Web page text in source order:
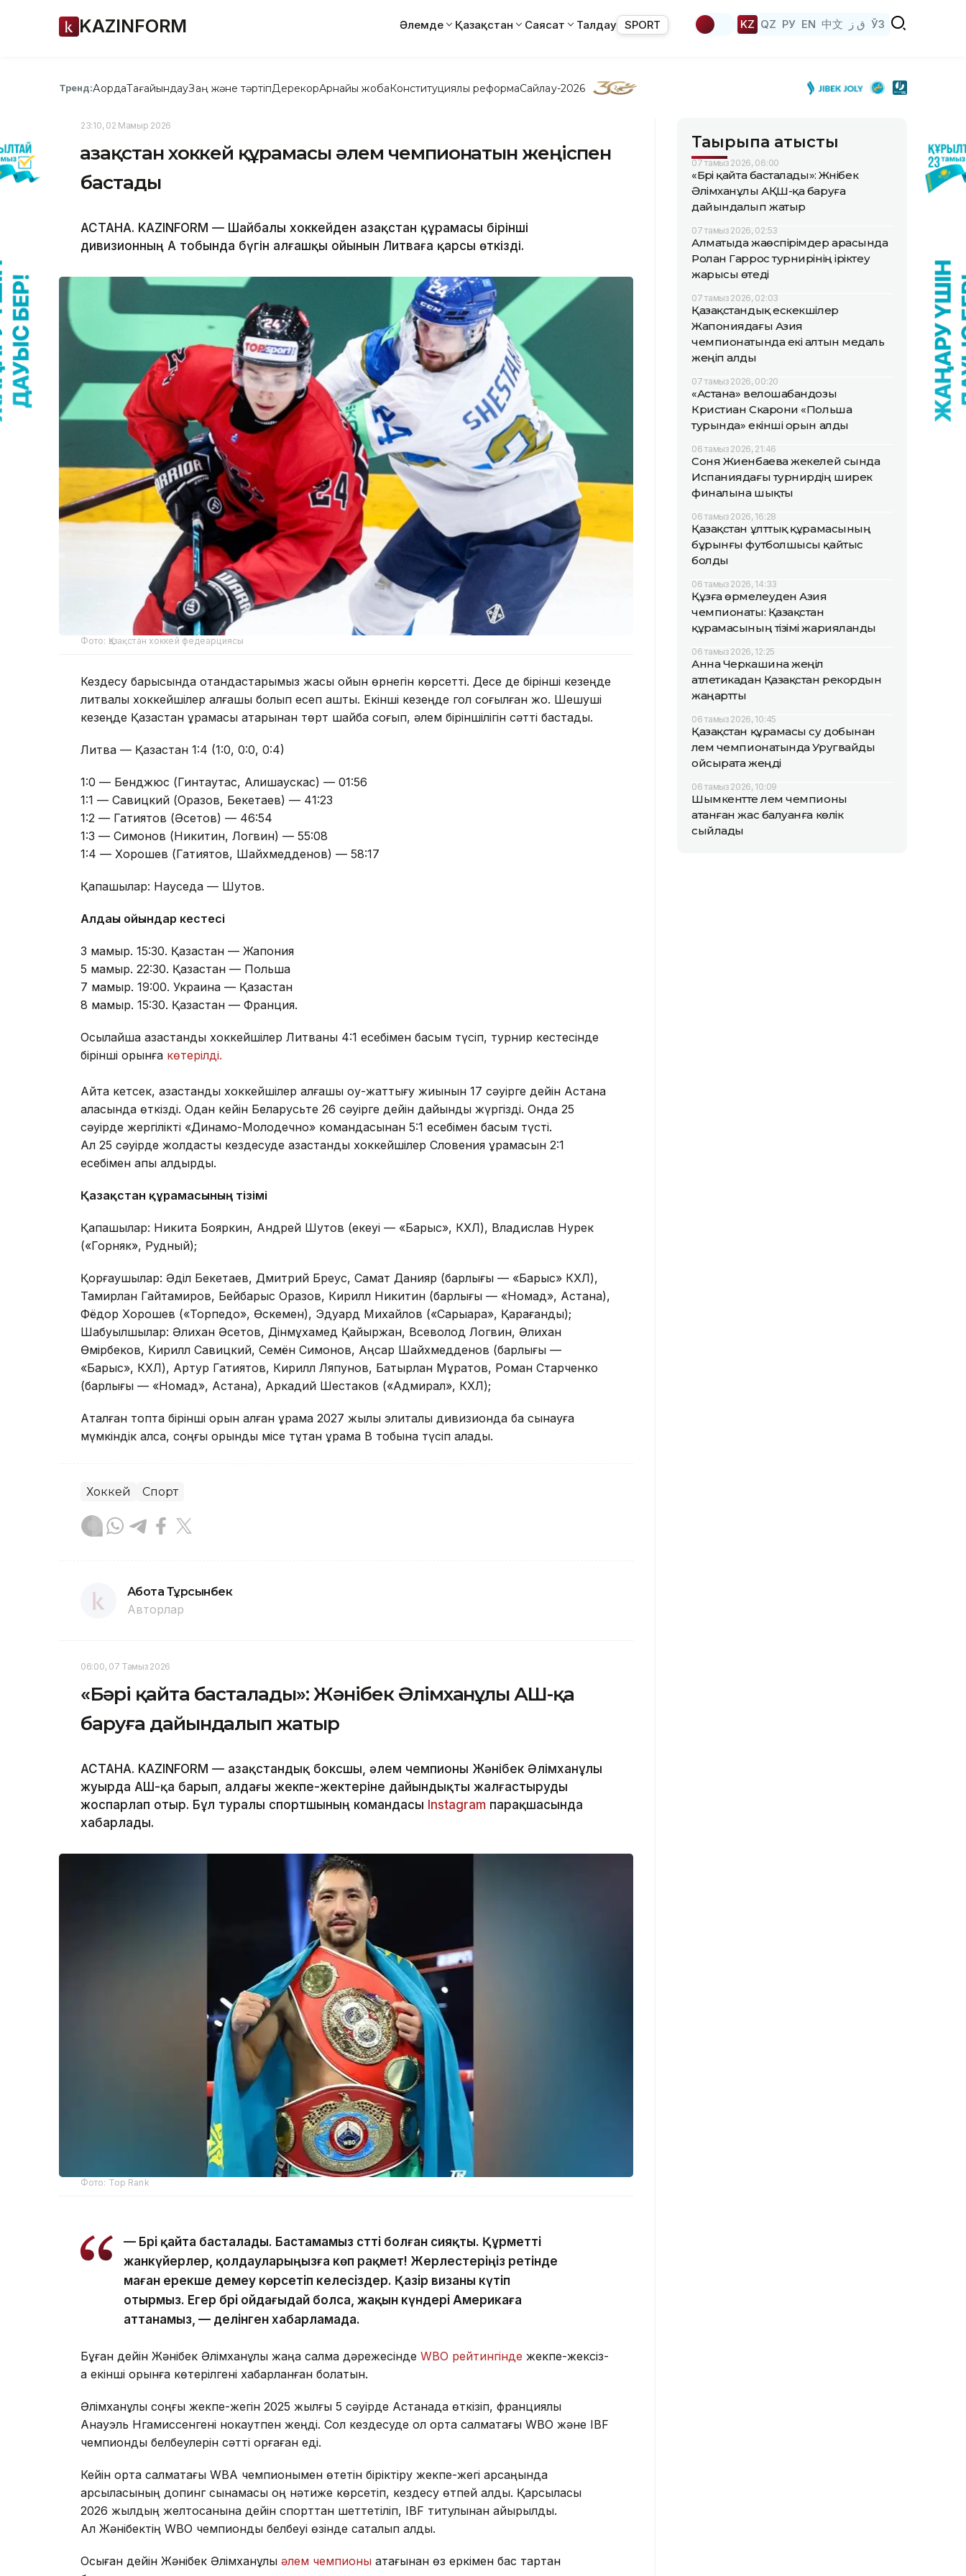
KAZINFORM Әлемде Қазақстан Саясат Талдау SPORT KZ QZ РУ EN 中文 ق ز ЎЗ
Тренд:АқордаТағайындауЗаң және тәртіпДерекқорАрнайы жобаКонституциялық реформаСайлау-2026
23:10, 02 Мамыр 2026
Қазақстан хоккей құрамасы әлем чемпионатын жеңіспен
бастады
АСТАНА. KAZINFORM — Шайбалы хоккейден Қазақстан құрамасы бірінші
дивизионның А тобында бүгін алғашқы ойынын Литваға қарсы өткізді.
Фото: Қазақстан хоккей федеарциясы
Кездесу барысында отандастарымыз жақсы ойын өрнегін көрсетті. Десе де бірінші кезеңде
литвалық хоккейшілер алғашқы болып есеп ашты. Екінші кезеңде гол соғылған жоқ. Шешуші
кезеңде Қазақстан құрамасы қатарынан төрт шайба соғып, әлем біріншілігін сәтті бастады.
Литва — Қазақстан 1:4 (1:0, 0:0, 0:4)
1:0 — Бенджюс (Гинтаутас, Алишаускас) — 01:56
1:1 — Савицкий (Оразов, Бекетаев) — 41:23
1:2 — Гатиятов (Әсетов) — 46:54
1:3 — Симонов (Никитин, Логвин) — 55:08
1:4 — Хорошев (Гатиятов, Шайхмедденов) — 58:17
Қақпашылар: Науседа — Шутов.
Алдағы ойындар кестесі
3 мамыр. 15:30. Қазақстан — Жапония
5 мамыр. 22:30. Қазақстан — Польша
7 мамыр. 19:00. Украина — Қазақстан
8 мамыр. 15:30. Қазақстан — Франция.
Осылайша қазақстандық хоккейшілер Литваны 4:1 есебімен басым түсіп, турнир кестесінде
бірінші орынға көтерілді.
Айта кетсек, қазақстандық хоккейшілер алғашқы оқу-жаттығу жиынын 17 сәуірге дейін Астана
қаласында өткізді. Одан кейін Беларусьте 26 сәуірге дейін дайындық жүргізді. Онда 25
сәуірде жергілікті «Динамо-Молодечно» командасынан 5:1 есебімен басым түсті.
Ал 25 сәуірде жолдастық кездесуде қазақстандық хоккейшілер Словения құрамасын 2:1
есебімен қапы қалдырды.
Қазақстан құрамасының тізімі
Қақпашылар: Никита Бояркин, Андрей Шутов (екеуі — «Барыс», КХЛ), Владислав Нурек
(«Горняк», Рудный);
Қорғаушылар: Әділ Бекетаев, Дмитрий Бреус, Самат Данияр (барлығы — «Барыс» КХЛ),
Тамирлан Гайтамиров, Бейбарыс Оразов, Кирилл Никитин (барлығы — «Номад», Астана),
Фёдор Хорошев («Торпедо», Өскемен), Эдуард Михайлов («Сарыарқа», Қарағанды);
Шабуылшылар: Әлихан Әсетов, Дінмұхамед Қайыржан, Всеволод Логвин, Әлихан
Өмірбеков, Кирилл Савицкий, Семён Симонов, Аңсар Шайхмедденов (барлығы —
«Барыс», КХЛ), Артур Гатиятов, Кирилл Ляпунов, Батырлан Мұратов, Роман Старченко
(барлығы — «Номад», Астана), Аркадий Шестаков («Адмирал», КХЛ);
Аталған топта бірінші орын алған құрама 2027 жылы элиталық дивизионда бақ сынауға
мүмкіндік алса, соңғы орынды місе тұтқан құрама В тобына түсіп қалады.
Хоккей Спорт
Ақбота Тұрсынбек
Авторлар
06:00, 07 Тамыз 2026
«Бәрі қайта басталады»: Жәнібек Әлімханұлы АҚШ-қа
баруға дайындалып жатыр
АСТАНА. KAZINFORM — Қазақстандық боксшы, әлем чемпионы Жәнібек Әлімханұлы
жуырда АҚШ-қа барып, алдағы жекпе-жектеріне дайындықты жалғастыруды
жоспарлап отыр. Бұл туралы спортшының командасы Instagram парақшасында
хабарлады.
Фото: Top Rank
— Бәрі қайта басталады. Бастамамыз сәтті болған сияқты. Құрметті
жанкүйерлер, қолдауларыңызға көп рақмет! Жерлестеріңіз ретінде
маған ерекше демеу көрсетіп келесіздер. Қазір визаны күтіп
отырмыз. Егер бәрі ойдағыдай болса, жақын күндері Америкаға
аттанамыз, — делінген хабарламада.
Бұған дейін Жәнібек Әлімханұлы жаңа салмақ дәрежесінде WBO рейтингінде жекпе-жексіз-
ақ екінші орынға көтерілгені хабарланған болатын.
Әлімханұлы соңғы жекпе-жегін 2025 жылғы 5 сәуірде Астанада өткізіп, франциялық
Анауэль Нгамиссенгені нокаутпен жеңді. Сол кездесуде ол орта салмақтағы WBO және IBF
чемпиондық белбеулерін сәтті қорғаған еді.
Кейін орта салмақтағы WBA чемпионымен өтетін біріктіру жекпе-жегі қарсаңында
қарсыласының допинг сынамасы оң нәтиже көрсетіп, кездесу өтпей қалды. Қарсыласы
2026 жылдың желтоқсанына дейін спорттан шеттетіліп, IBF титулынан айырылды.
Ал Жәнібектің WBO чемпиондық белбеуі өзінде сақталып қалды.
Осыған дейін Жәнібек Әлімханұлы әлем чемпионы атағынан өз еркімен бас тартқан
Тақырыпқа қатысты
07 тамыз 2026, 06:00
«Бәрі қайта басталады»: Жәнібек
Әлімханұлы АҚШ-қа баруға
дайындалып жатыр
07 тамыз 2026, 02:53
Алматыда жаөспірімдер арасында
Ролан Гаррос турнирінің іріктеу
жарысы өтеді
07 тамыз 2026, 02:03
Қазақстандық ескекшілер
Жапониядағы Азия
чемпионатында екі алтын медаль
жеңіп алды
07 тамыз 2026, 00:20
«Астана» велошабандозы
Кристиан Скарони «Польша
турында» екінші орын алды
06 тамыз 2026, 21:46
Соня Жиенбаева жекелей сында
Испаниядағы турнирдің ширек
финалына шықты
06 тамыз 2026, 16:28
Қазақстан ұлттық құрамасының
бұрынғы футболшысы қайтыс
болды
06 тамыз 2026, 14:33
Құзға өрмелеуден Азия
чемпионаты: Қазақстан
құрамасының тізімі жарияланды
06 тамыз 2026, 12:25
Анна Черкашина жеңіл
атлетикадан Қазақстан рекордын
жаңартты
06 тамыз 2026, 10:45
Қазақстан құрамасы су добынан
әлем чемпионатында Уругвайды
ойсырата жеңді
06 тамыз 2026, 10:09
Шымкентте әлем чемпионы
атанған жас балуанға көлік
сыйлады